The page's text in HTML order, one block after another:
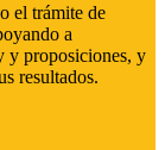
el trámite de
a
y proposiciones, y
resultados.